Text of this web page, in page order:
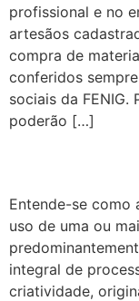
profissional e no
artesãos
compra de
conferidos
sociais da FENIG.
poderão […]
Entende-se como
uso de uma ou
integral de
criatividade,